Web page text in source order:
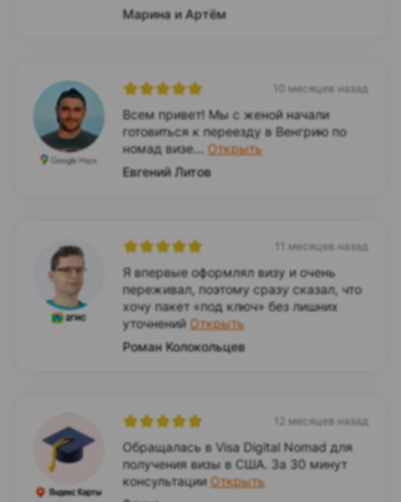
Марина и Артём
10 месяцев назад
Всем привет! Мы с женой начали
готовиться к переезду в Венгрию по
номад визе... Открыть
Евгений Литов
11 месяцев назад
Я впервые оформлял визу и очень
переживал, поэтому сразу сказал, что
хочу пакет «под ключ» без лишних
уточнений Открыть
Роман Колокольцев
12 месяцев назад
Обращалась в Visa Digital Nomad для
получения визы в США. За 30 минут
консультации Открыть